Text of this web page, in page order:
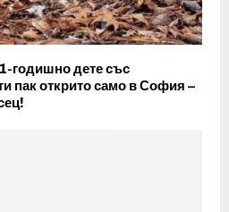
годишно дете със
пак открито само в София –